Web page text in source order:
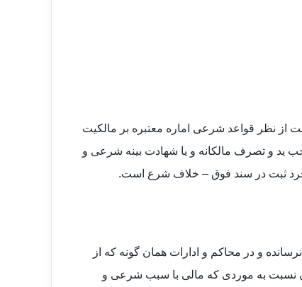
از نظر قواعد شرعی اماره معتبره بر مالکیت
ید و تصرف مالکانه و یا شهادت بینه شرعی و
ثبت در سند فوق – خلاف شرع است.
و در محاکم و ادارات همان گونه که از
که عموم آن نسبت به موردی که مالی با سبب شرعی و